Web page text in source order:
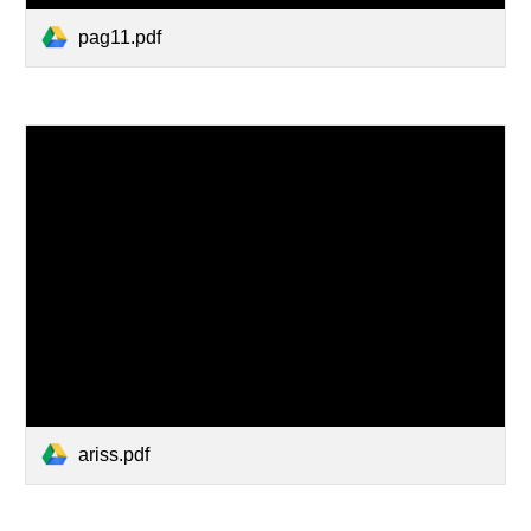
pag11.pdf
ariss.pdf